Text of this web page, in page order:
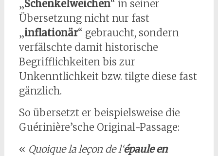
„Schenkelweichen“ in seiner
Übersetzung nicht nur fast
„inflationär“ gebraucht, sondern
verfälschte damit historische
Begrifflichkeiten bis zur
Unkenntlichkeit bzw. tilgte diese fast
gänzlich.
So übersetzt er beispielsweise die
Guérinière’sche Original-Passage:
« Quoique la leçon de l‘épaule en